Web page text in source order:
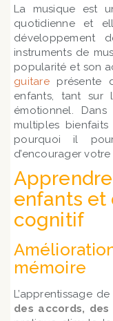
La musique est
quotidienne et
développement
instruments de
popularité et son
guitareprésente
enfants, tant
émotionnel.
multiples
pourquoi il
d’encourager
enfants
cognitif
mémoire
L’apprentissage
des accords,